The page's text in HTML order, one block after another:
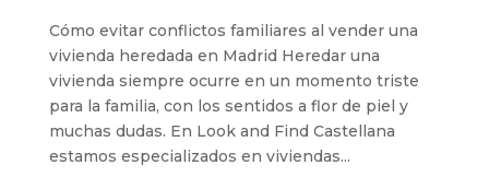
Cómo evitar conflictos familiares al vender una
vivienda heredada en Madrid Heredar una
vivienda siempre ocurre en un momento triste
para la familia, con los sentidos a flor de piel y
muchas dudas. En Look and Find Castellana
estamos especializados en viviendas...